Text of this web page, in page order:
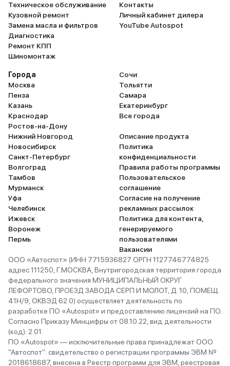
Техническое обслуживание
Кузовной ремонт
Замена масла и фильтров
Диагностика
Ремонт КПП
Шиномонтаж
Контакты
Личный кабинет дилера
YouTube Autospot
Города
Москва
Пенза
Казань
Краснодар
Ростов-на-Дону
Нижний Новгород
Новосибирск
Санкт-Петербург
Волгоград
Тамбов
Мурманск
Уфа
Челябинск
Ижевск
Воронеж
Пермь
Сочи
Тольятти
Самара
Екатеринбург
Все города
Описание продукта
Политика
конфиденциальности
Правила работы программы
Пользовательское
соглашение
Согласие на получение
рекламных рассылок
Политика для контента,
генерируемого
пользователями
Вакансии
ООО «Автоспот» (ИНН 7715936827 ОРГН 1127746774825
адрес 111250, Г.МОСКВА, Внутригородская территория города
федерального значения МУНИЦИПАЛЬНЫЙ ОКРУГ
ЛЕФОРТОВО, ПРОЕЗД ЗАВОДА СЕРП И МОЛОТ, Д. 10, ПОМЕЩ.
41Н/9, ОКВЭД 62.0) осуществляет деятельность по
разработке ПО «Autospot» и предоставлению лицензий на ПО.
Согласно Приказу Минцифры от 08.10.22, вид деятельности
(код): 2.01.
ПО «Autospot» — исключительные права принадлежат ООО
"Автоспот": свидетельство о регистрации программы ЭВМ №
2018618687, внесена в Реестр программ для ЭВМ, реестровая